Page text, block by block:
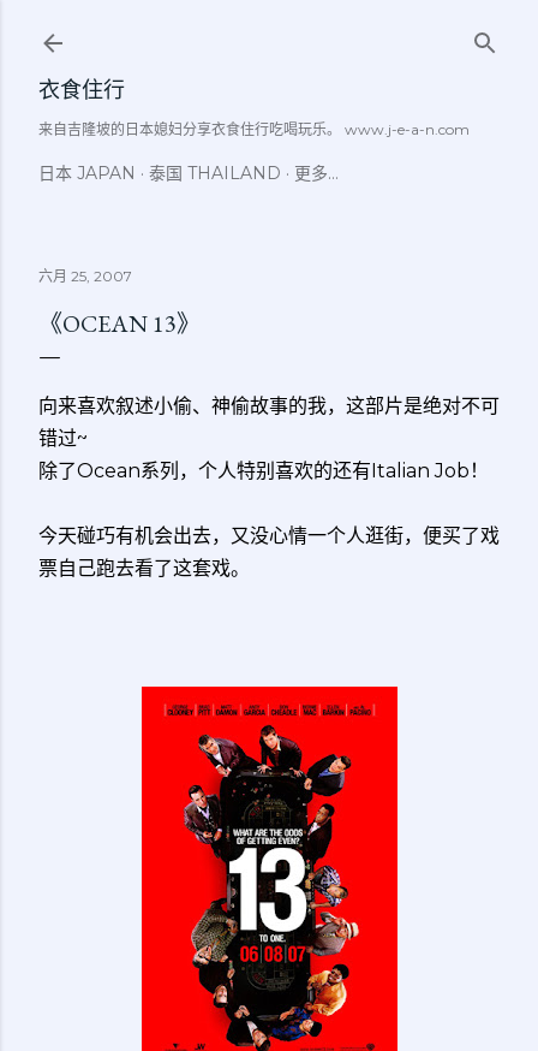
衣食住行
来自吉隆坡的日本媳妇分享衣食住行吃喝玩乐。 www.j-e-a-n.com
日本 JAPAN 泰国 THAILAND 更多…
六月 25, 2007
《OCEAN 13》
向来喜欢叙述小偷、神偷故事的我，这部片是绝对不可
错过~
除了Ocean系列，个人特别喜欢的还有Italian Job！
今天碰巧有机会出去，又没心情一个人逛街，便买了戏
票自己跑去看了这套戏。